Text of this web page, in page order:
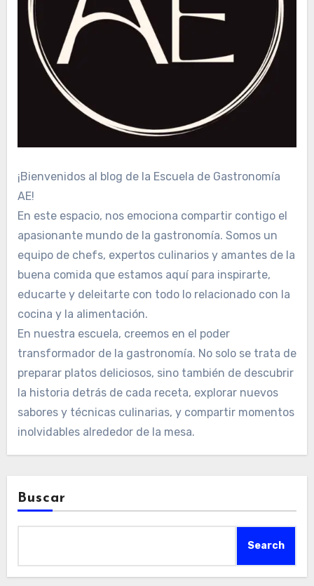
¡Bienvenidos al blog de la Escuela de Gastronomía
AE!
En este espacio, nos emociona compartir contigo el
apasionante mundo de la gastronomía. Somos un
equipo de chefs, expertos culinarios y amantes de la
buena comida que estamos aquí para inspirarte,
educarte y deleitarte con todo lo relacionado con la
cocina y la alimentación.
En nuestra escuela, creemos en el poder
transformador de la gastronomía. No solo se trata de
preparar platos deliciosos, sino también de descubrir
la historia detrás de cada receta, explorar nuevos
sabores y técnicas culinarias, y compartir momentos
inolvidables alrededor de la mesa.
Buscar
Search